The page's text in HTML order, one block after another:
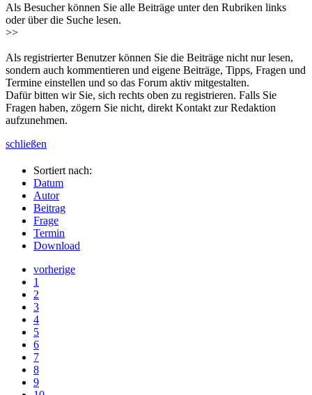
Als Besucher können Sie alle Beiträge unter den Rubriken links
oder über die Suche lesen.
>>
Als registrierter Benutzer können Sie die Beiträge nicht nur lesen,
sondern auch kommentieren und eigene Beiträge, Tipps, Fragen und
Termine einstellen und so das Forum aktiv mitgestalten.
Dafür bitten wir Sie, sich rechts oben zu registrieren. Falls Sie
Fragen haben, zögern Sie nicht, direkt Kontakt zur Redaktion
aufzunehmen.
schließen
Sortiert nach:
Datum
Autor
Beitrag
Frage
Termin
Download
vorherige
1
2
3
4
5
6
7
8
9